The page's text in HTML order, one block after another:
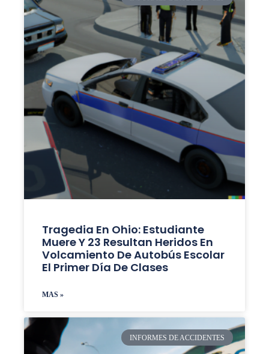
Tragedia En Ohio: Estudiante
Muere Y 23 Resultan Heridos En
Volcamiento De Autobús Escolar
El Primer Día De Clases
MAS »
INFORMES DE ACCIDENTES